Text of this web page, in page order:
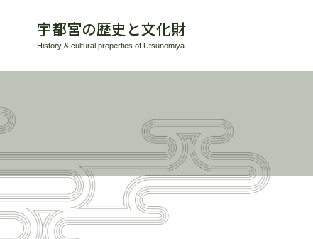
宇都宮の歴史と文化財
History & cultural properties of Utsunomiya